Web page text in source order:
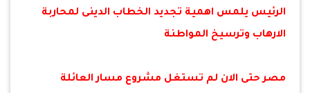
الرئيس يلمس اهمية تجديد الخطاب الدينى لمحاربة
الارهاب وترسيخ المواطنة
مصر حتى الان لم تستغل مشروع مسار العائلة